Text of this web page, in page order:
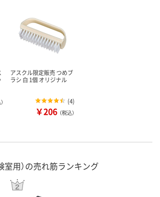
アスクル限定販売 つめブ
ラシ 白 1個 オリジナル
(4)
￥206 （税込）
室用）の売れ筋ランキング